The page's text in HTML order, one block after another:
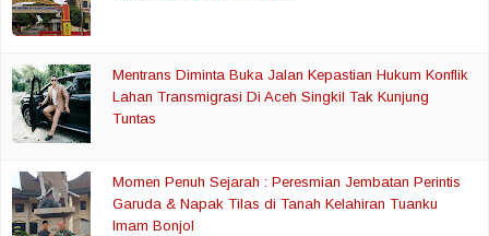
Mentrans Diminta Buka Jalan Kepastian Hukum Konflik
Lahan Transmigrasi Di Aceh Singkil Tak Kunjung
Tuntas
Momen Penuh Sejarah : Peresmian Jembatan Perintis
Garuda & Napak Tilas di Tanah Kelahiran Tuanku
Imam Bonjol